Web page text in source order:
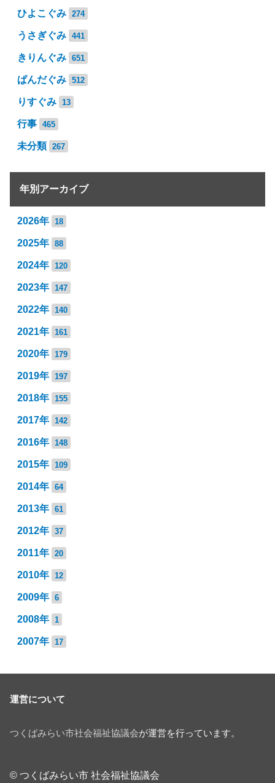
ひよこぐみ 274
うさぎぐみ 441
きりんぐみ 651
ぱんだぐみ 512
りすぐみ 13
行事 465
未分類 267
年別アーカイブ
2026年 18
2025年 88
2024年 120
2023年 147
2022年 140
2021年 161
2020年 179
2019年 197
2018年 155
2017年 142
2016年 148
2015年 109
2014年 64
2013年 61
2012年 37
2011年 20
2010年 12
2009年 6
2008年 1
2007年 17
運営について
つくばみらい市社会福祉協議会が運営を行っています。
© つくばみらい市 社会福祉協議会